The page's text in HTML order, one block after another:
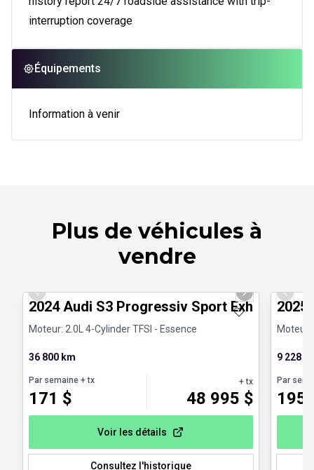
interruption coverage
Équipements
Information à venir
Plus de véhicules à
vendre
Previous slide Next slide
2024 Audi S3 Progressiv Sport Exhaust
Moteur: 2.0L 4-Cylinder TFSI - Essence
36 800 km
Par semaine + tx
171 $
+ tx
48 995 $
Voir les détails
Consultez l'historique
2025
Moteur:
9 228
Par
195